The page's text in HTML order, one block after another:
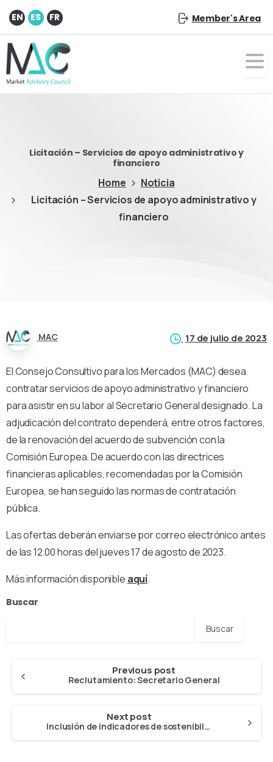
EN ES FR Member's Area
Licitación – Servicios de apoyo administrativo y
financiero
Home
Noticia
Licitación – Servicios de apoyo administrativo y
financiero
MAC 17 de julio de 2023
El Consejo Consultivo para los Mercados (MAC) desea
contratar servicios de apoyo administrativo y financiero
para asistir en su labor al Secretario General designado. La
adjudicación del contrato dependerá, entre otros factores,
de la renovación del acuerdo de subvención con la
Comisión Europea. De acuerdo con las directrices
financieras aplicables, recomendadas por la Comisión
Europea, se han seguido las normas de contratación
pública.
Las ofertas deberán enviarse por correo electrónico antes
de las 12.00 horas del jueves 17 de agosto de 2023.
Más información disponible aquí.
Buscar
Previous post
Reclutamiento: Secretario General
Next post
Inclusión de indicadores de sostenibilidad económica en el informe del CCTEP sobre el sector de la acuicultura de la UE